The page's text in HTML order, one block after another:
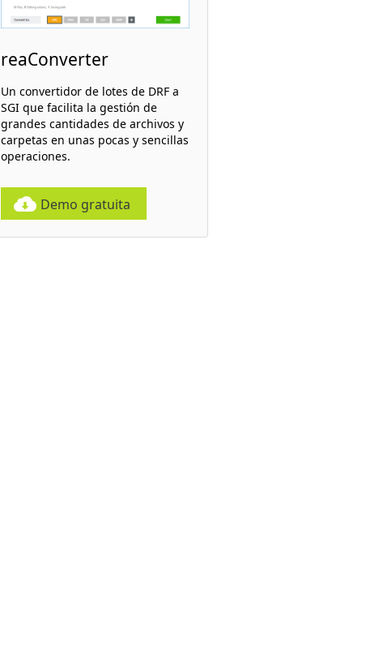
reaConverter
Un convertidor de lotes de DRF a
SGI que facilita la gestión de
grandes cantidades de archivos y
carpetas en unas pocas y sencillas
operaciones.
Demo gratuita